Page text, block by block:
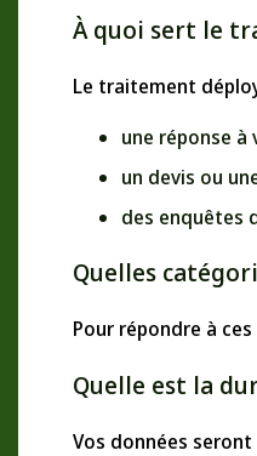
À quoi sert le
Le traitement
une réponse
un devis ou
des enquêtes
Quelles
Pour répondre à
Quelle est la
Vos données